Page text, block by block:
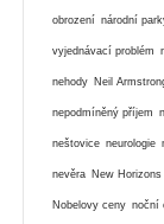
obrození národní
vyjednávací problém
nehody Neil
nepodmíněný příjem
neštovice neurologie
nevěra New Horizons
Nobelovy ceny noční